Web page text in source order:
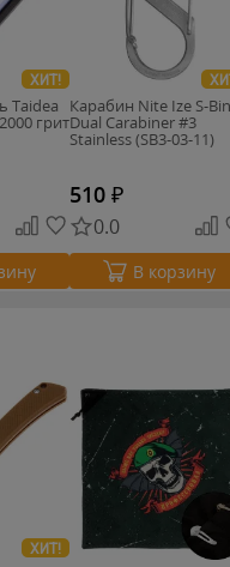
ХИТ!
Taidea
грит
Карабин Nite Ize S-
Dual Carabiner #3
Stainless (SB3-03-11)
510 ₽
0.0
В корзину
ХИТ!